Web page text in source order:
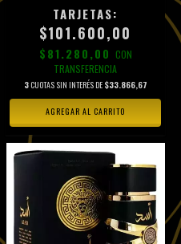
$101.600,00
$81.280,00 CON
TRANSFERENCIA
3CUOTAS SIN INTERÉS DE $33.866,67